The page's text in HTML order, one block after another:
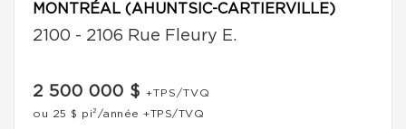
MONTRÉAL (AHUNTSIC-CARTIERVILLE)
2100 - 2106 Rue Fleury E.
2 500 000 $ +TPS/TVQ
ou 25 $ pi²/année +TPS/TVQ